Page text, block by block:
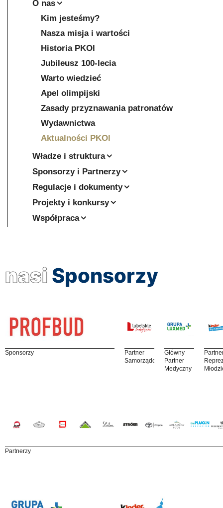
O nas
Kim jesteśmy?
Nasza misja i wartości
Historia PKOl
Jubileusz 100-lecia
Warto wiedzieć
Apel olimpijski
Zasady przyznawania patronatów
Wydawnictwa
Aktualności PKOl
Władze i struktura
Sponsorzy i Partnerzy
Regulacje i dokumenty
Projekty i konkursy
Współpraca
nasi Sponsorzy
Sponsorzy
Partner
Samorządowy
Główny
Partner
Medyczny
Partnerzy